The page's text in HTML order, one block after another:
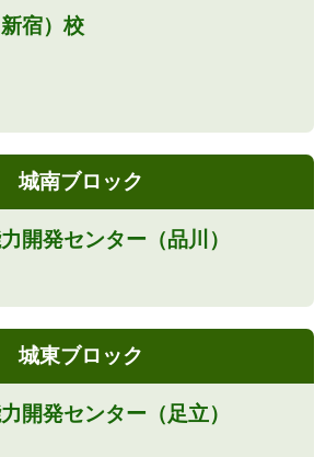
宿）校
城南ブロック
開発センター（品川）
城東ブロック
開発センター（足立）